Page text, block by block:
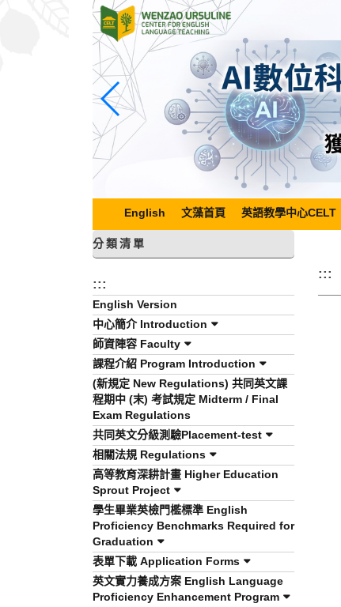
English 文藻首頁 英語教學中心CELT
分類清單
:::
English Version
中心簡介 Introduction
師資陣容 Faculty
課程介紹 Program Introduction
(新規定 New Regulations) 共同英文課
程期中 (末) 考試規定 Midterm / Final
Exam Regulations
共同英文分級測驗Placement-test
相關法規 Regulations
高等教育深耕計畫 Higher Education
Sprout Project
學生畢業英檢門檻標準 English
Proficiency Benchmarks Required for
Graduation
表單下載 Application Forms
英文實力養成方案 English Language
Proficiency Enhancement Program
:::